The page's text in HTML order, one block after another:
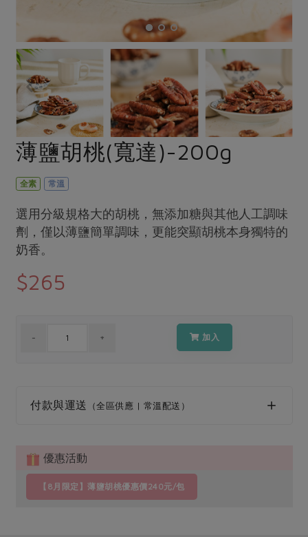
烘焙
休閒零嘴 沖泡飲品
保健食品
居家好物
美妝保養 個人清潔
家庭清潔 織品
日用品
防災用品
最新產品
優惠專區
漬物
涼拌沙拉
飲品
主題食譜
養身食補
節慶大餐
高麗菜海鮮煎餅
議題活動
主婦聯盟X樂齡網特約優惠案
30%rPET紅烏龍茶
2024農業發展計畫年度報告
更多議題活動
把最好的台灣味帶回家！
支持本土農糧
廢核運動 能源議題
減添加物
公益金 食農教育
更多議題
生活者e週報
綠主張月刊
典藏閱覽室
硝酸鹽檢驗
社員權益
合作社法規
社務專區
選舉專區
最新消息
媒體報導
下載專區
地區活動
薄鹽胡桃(寬達)-200g
全素 常溫
選用分級規格大的胡桃，無添加糖與其他人工調味
劑，僅以薄鹽簡單調味，更能突顯胡桃本身獨特的
奶香。
$265
加入
付款與運送 （全區供應 | 常溫配送）
優惠活動
【8月限定】薄鹽胡桃優惠價240元/包